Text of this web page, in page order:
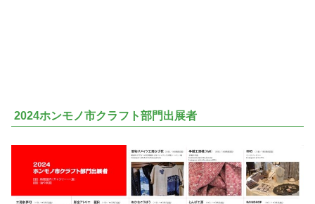
2024ホンモノ市クラフト部門出展者